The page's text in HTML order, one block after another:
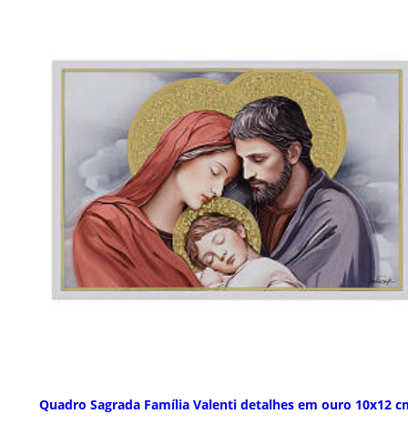
Quadro Sagrada Família Valenti detalhes em ouro 10x12